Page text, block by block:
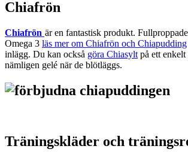
Chiafrön
Chiafrön är en fantastisk produkt.
Omega 3 läs mer om Chiafrön och Chiapudding
inlägg. Du kan också göra Chiasylt på ett
nämligen gelé när de blötläggs.
Träningskläder och